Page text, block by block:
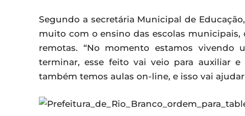
Segundo a secretária Municipal de
muito com o ensino das escolas
remotas. “No momento estamos vivendo
terminar, esse feito vai veio para auxiliar
também temos aulas on-line, e isso vai